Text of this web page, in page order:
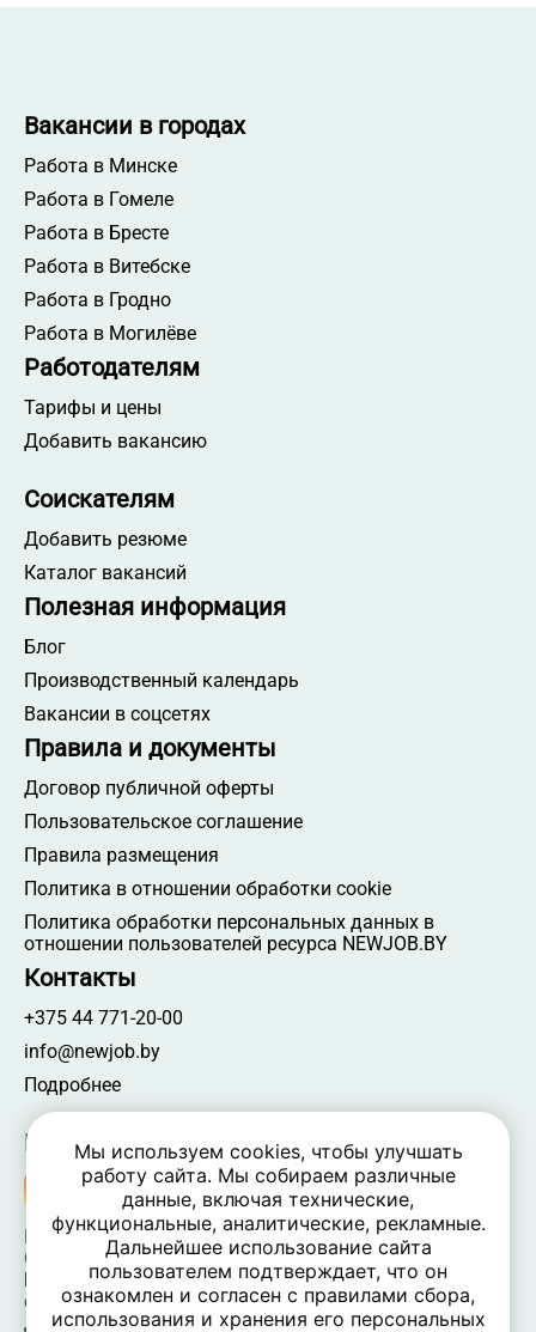
Вакансии в городах
Работа в Минске
Работа в Гомеле
Работа в Бресте
Работа в Витебске
Работа в Гродно
Работа в Могилёве
Работодателям
Тарифы и цены
Добавить вакансию
Соискателям
Добавить резюме
Каталог вакансий
Полезная информация
Блог
Производственный календарь
Вакансии в соцсетях
Правила и документы
Договор публичной оферты
Пользовательское соглашение
Правила размещения
Политика в отношении обработки cookie
Политика обработки персональных данных в
отношении пользователей ресурса NEWJOB.BY
Контакты
+375 44 771-20-00
info@newjob.by
Подробнее
Мы в соцсетях
NEWJOB.BY 🐝 2024 - 2026 | Все права защищены
ООО «Атамантия» | УНП 693331617
Беларусь, Минская обл., Минский р-н, Новодворский
c/c,
дом 40/2, оф. 52, р-н д. Большое Стиклево, 223060
Мы используем cookies, чтобы улучшать
работу сайта. Мы собираем различные
данные, включая технические,
функциональные, аналитические, рекламные.
Дальнейшее использование сайта
пользователем подтверждает, что он
ознакомлен и согласен с правилами сбора,
использования и хранения его персональных